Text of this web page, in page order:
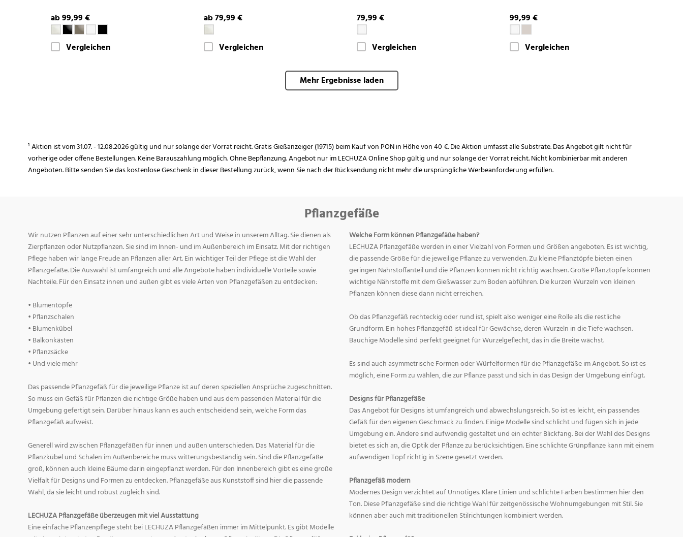
ab 99,99 €
Vergleichen
ab 79,99 €
Vergleichen
79,99 €
Vergleichen
99,99 €
Vergleichen
Mehr Ergebnisse laden
¹ Aktion ist vom 31.07. - 12.08.2026 gültig und nur solange der Vorrat reicht. Gratis Gießanzeiger (19715) beim Kauf von PON in Höhe von 40 €. Die Aktion umfasst alle Substrate. Das Angebot gilt nicht für
vorherige oder offene Bestellungen. Keine Barauszahlung möglich. Ohne Bepflanzung. Angebot nur im LECHUZA Online Shop gültig und nur solange der Vorrat reicht. Nicht kombinierbar mit anderen
Angeboten. Bitte senden Sie das kostenlose Geschenk in dieser Bestellung zurück, wenn Sie nach der Rücksendung nicht mehr die ursprüngliche Werbeanforderung erfüllen.
Pflanzgefäße
Wir nutzen Pflanzen auf einer sehr unterschiedlichen Art und Weise in unserem Alltag. Sie dienen als
Zierpflanzen oder Nutzpflanzen. Sie sind im Innen- und im Außenbereich im Einsatz. Mit der richtigen
Pflege haben wir lange Freude an Pflanzen aller Art. Ein wichtiger Teil der Pflege ist die Wahl der
Pflanzgefäße. Die Auswahl ist umfangreich und alle Angebote haben individuelle Vorteile sowie
Nachteile. Für den Einsatz innen und außen gibt es viele Arten von Pflanzgefäßen zu entdecken:
• Blumentöpfe
• Pflanzschalen
• Blumenkübel
• Balkonkästen
• Pflanzsäcke
• Und viele mehr
Das passende Pflanzgefäß für die jeweilige Pflanze ist auf deren speziellen Ansprüche zugeschnitten.
So muss ein Gefäß für Pflanzen die richtige Größe haben und aus dem passenden Material für die
Umgebung gefertigt sein. Darüber hinaus kann es auch entscheidend sein, welche Form das
Pflanzgefäß aufweist.
Generell wird zwischen Pflanzgefäßen für innen und außen unterschieden. Das Material für die
Pflanzkübel und Schalen im Außenbereiche muss witterungsbeständig sein. Sind die Pflanzgefäße
groß, können auch kleine Bäume darin eingepflanzt werden. Für den Innenbereich gibt es eine große
Vielfalt für Designs und Formen zu entdecken. Pflanzgefäße aus Kunststoff sind hier die passende
Wahl, da sie leicht und robust zugleich sind.
LECHUZA Pflanzgefäße überzeugen mit viel Ausstattung
Eine einfache Pflanzenpflege steht bei LECHUZA Pflanzgefäßen immer im Mittelpunkt. Es gibt Modelle
Welche Form können Pflanzgefäße haben?
LECHUZA Pflanzgefäße werden in einer Vielzahl von Formen und Größen angeboten. Es ist wichtig,
die passende Größe für die jeweilige Pflanze zu verwenden. Zu kleine Pflanztöpfe bieten einen
geringen Nährstoffanteil und die Pflanzen können nicht richtig wachsen. Große Pflanztöpfe können
wichtige Nährstoffe mit dem Gießwasser zum Boden abführen. Die kurzen Wurzeln von kleinen
Pflanzen können diese dann nicht erreichen.
Ob das Pflanzgefäß rechteckig oder rund ist, spielt also weniger eine Rolle als die restliche
Grundform. Ein hohes Pflanzgefäß ist ideal für Gewächse, deren Wurzeln in die Tiefe wachsen.
Bauchige Modelle sind perfekt geeignet für Wurzelgeflecht, das in die Breite wächst.
Es sind auch asymmetrische Formen oder Würfelformen für die Pflanzgefäße im Angebot. So ist es
möglich, eine Form zu wählen, die zur Pflanze passt und sich in das Design der Umgebung einfügt.
Designs für Pflanzgefäße
Das Angebot für Designs ist umfangreich und abwechslungsreich. So ist es leicht, ein passendes
Gefäß für den eigenen Geschmack zu finden. Einige Modelle sind schlicht und fügen sich in jede
Umgebung ein. Andere sind aufwendig gestaltet und ein echter Blickfang. Bei der Wahl des Designs
bietet es sich an, die Optik der Pflanze zu berücksichtigen. Eine schlichte Grünpflanze kann mit einem
aufwendigen Topf richtig in Szene gesetzt werden.
Pflanzgefäß modern
Modernes Design verzichtet auf Unnötiges. Klare Linien und schlichte Farben bestimmen hier den
Ton. Diese Pflanzgefäße sind die richtige Wahl für zeitgenössische Wohnumgebungen mit Stil. Sie
können aber auch mit traditionellen Stilrichtungen kombiniert werden.